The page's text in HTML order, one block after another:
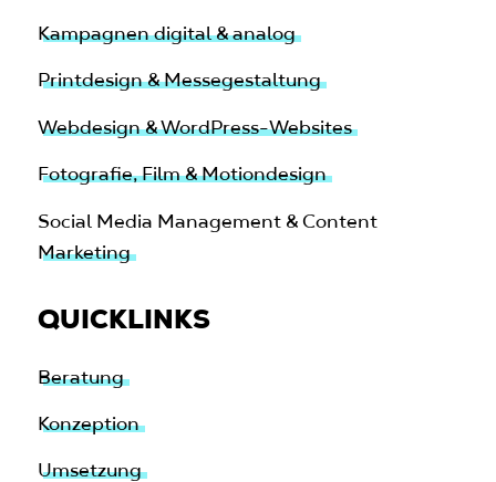
Kampagnen digital & analog
Printdesign & Messegestaltung
Webdesign & WordPress-Websites
Fotografie, Film & Motiondesign
Social Media Management & Content
Marketing
QUICKLINKS
Beratung
Konzeption
Umsetzung